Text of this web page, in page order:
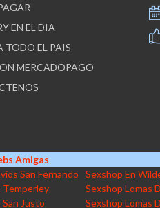
EN EL DIA
TODO EL PAIS
MERCADOPAGO
Amigas
San Fernando Sexshop En
Temperley Sexshop Lomas
San Justo Sexshop Lomas